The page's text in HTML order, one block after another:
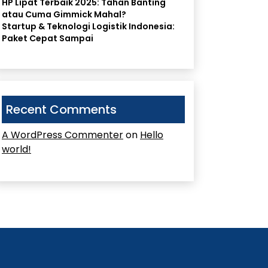
HP Lipat Terbaik 2025: Tahan Banting
atau Cuma Gimmick Mahal?
Startup & Teknologi Logistik Indonesia:
Paket Cepat Sampai
Recent Comments
A WordPress Commenteron Hello
world!